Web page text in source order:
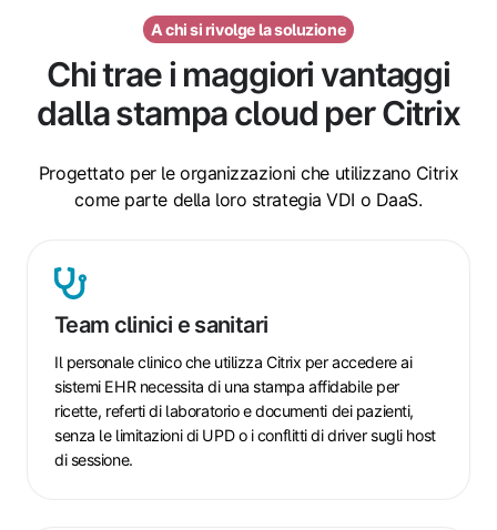
A chi si rivolge la soluzione
Chi trae i maggiori vantaggi
dalla stampa cloud per Citrix
Progettato per le organizzazioni che utilizzano Citrix
come parte della loro strategia VDI o DaaS.
Team clinici e sanitari
Il personale clinico che utilizza Citrix per accedere ai
sistemi EHR necessita di una stampa affidabile per
ricette, referti di laboratorio e documenti dei pazienti,
senza le limitazioni di UPD o i conflitti di driver sugli host
di sessione.
clinici
sanitari